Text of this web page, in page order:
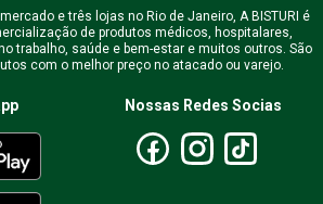
e três lojas no Rio de Janeiro, A BISTURI é
de produtos médicos, hospitalares,
trabalho, saúde e bem-estar e muitos outros. São
com o melhor preço no atacado ou varejo.
Nossas Redes Socias